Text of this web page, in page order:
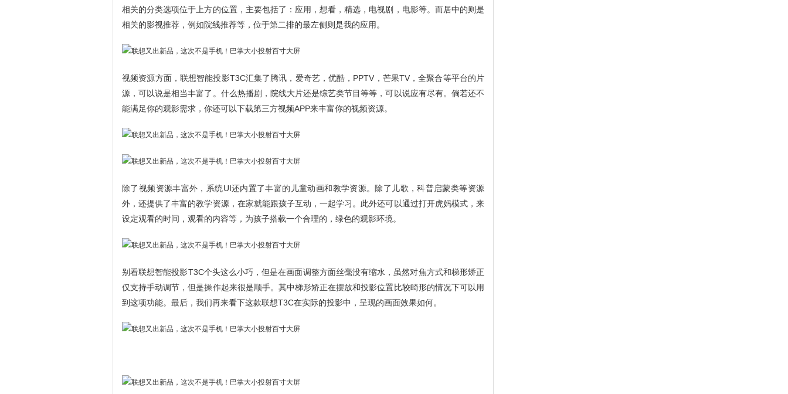
相关的分类选项位于上方的位置，主要包括了：应用，想看，精选，电视剧，电影等。而居中的则是
相关的影视推荐，例如院线推荐等，位于第二排的最左侧则是我的应用。
视频资源方面，联想智能投影T3C汇集了腾讯，爱奇艺，优酷，PPTV，芒果TV，全聚合等平台的片
源，可以说是相当丰富了。什么热播剧，院线大片还是综艺类节目等等，可以说应有尽有。倘若还不
能满足你的观影需求，你还可以下载第三方视频APP来丰富你的视频资源。
除了视频资源丰富外，系统UI还内置了丰富的儿童动画和教学资源。除了儿歌，科普启蒙类等资源
外，还提供了丰富的教学资源，在家就能跟孩子互动，一起学习。此外还可以通过打开虎妈模式，来
设定观看的时间，观看的内容等，为孩子搭载一个合理的，绿色的观影环境。
别看联想智能投影T3C个头这么小巧，但是在画面调整方面丝毫没有缩水，虽然对焦方式和梯形矫正
仅支持手动调节，但是操作起来很是顺手。其中梯形矫正在摆放和投影位置比较畸形的情况下可以用
到这项功能。最后，我们再来看下这款联想T3C在实际的投影中，呈现的画面效果如何。